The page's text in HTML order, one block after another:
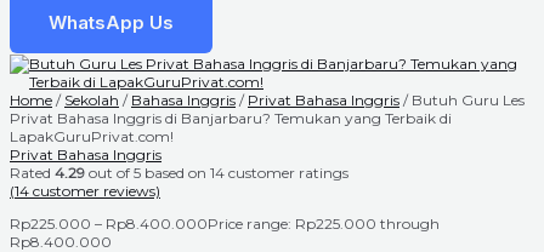
WhatsApp Us
Home / Sekolah / Bahasa Inggris / Privat Bahasa Inggris / Butuh Guru Les
Privat Bahasa Inggris di Banjarbaru? Temukan yang Terbaik di
LapakGuruPrivat.com!
Privat Bahasa Inggris
Rated 4.29 out of 5 based on 14 customer ratings
(14 customer reviews)
Rp225.000 – Rp8.400.000Price range: Rp225.000 through
Rp8.400.000